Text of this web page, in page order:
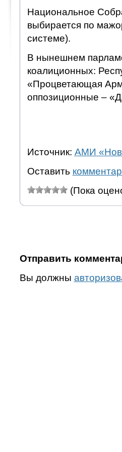
Национальное
выбирается по
системе).
В нынешнем
коалиционных:
«Процветающая
оппозиционные –
Источник: АМИ
Оставить
(Пока
Отправить
Вы должны